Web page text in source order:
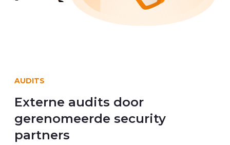
AUDITS
Externe audits door
gerenomeerde security
partners